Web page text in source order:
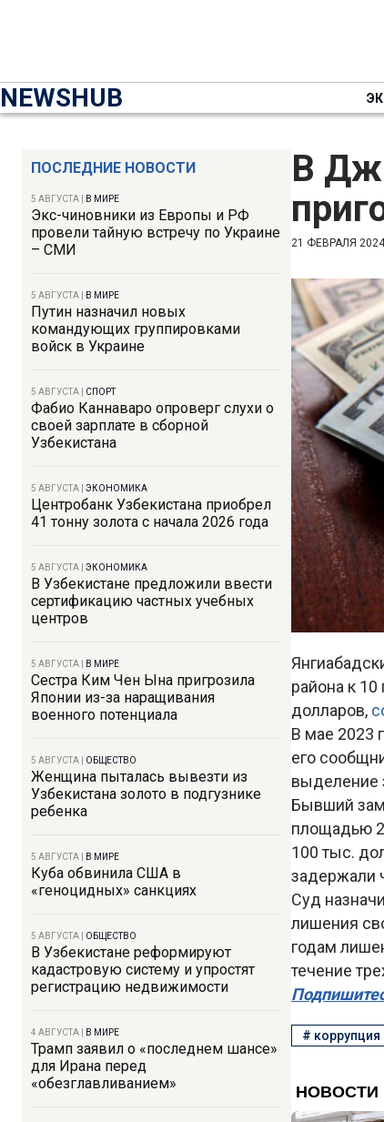
NEWSHUB
ПОСЛЕДНИЕ НОВОСТИ
5 АВГУСТА В МИРЕ
Экс-чиновники из Европы и РФ
провели тайную встречу по Украине
– СМИ
5 АВГУСТА В МИРЕ
Путин назначил новых
командующих группировками
войск в Украине
5 АВГУСТА СПОРТ
Фабио Каннаваро опроверг слухи о
своей зарплате в сборной
Узбекистана
5 АВГУСТА ЭКОНОМИКА
Центробанк Узбекистана приобрел
41 тонну золота с начала 2026 года
5 АВГУСТА ЭКОНОМИКА
В Узбекистане предложили ввести
сертификацию частных учебных
центров
5 АВГУСТА В МИРЕ
Сестра Ким Чен Ына пригрозила
Японии из-за наращивания
военного потенциала
5 АВГУСТА ОБЩЕСТВО
Женщина пыталась вывезти из
Узбекистана золото в подгузнике
ребенка
5 АВГУСТА В МИРЕ
Куба обвинила США в
«геноцидных» санкциях
5 АВГУСТА ОБЩЕСТВО
В Узбекистане реформируют
кадастровую систему и упростят
регистрацию недвижимости
4 АВГУСТА В МИРЕ
Трамп заявил о «последнем шансе»
для Ирана перед
«обезглавливанием»
В
21 ФЕВРАЛЯ 2024
района к
долларов,
В мае 2023
его
выделение
Бывший
площадью
100 тыс.
задержали
Суд
лишения
годам
течение
# коррупция